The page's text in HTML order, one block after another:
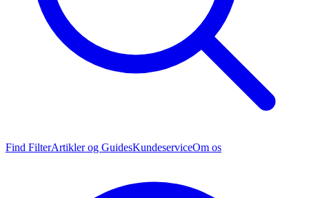
Find FilterArtikler og GuidesKundeserviceOm os